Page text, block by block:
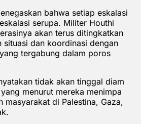
bahwa setiap eskalasi
serupa. Militer Houthi
akan terus ditingkatkan
situasi dan koordinasi dengan
tergabung dalam poros
tidak akan tinggal diam
menurut mereka menimpa
masyarakat di Palestina, Gaza,